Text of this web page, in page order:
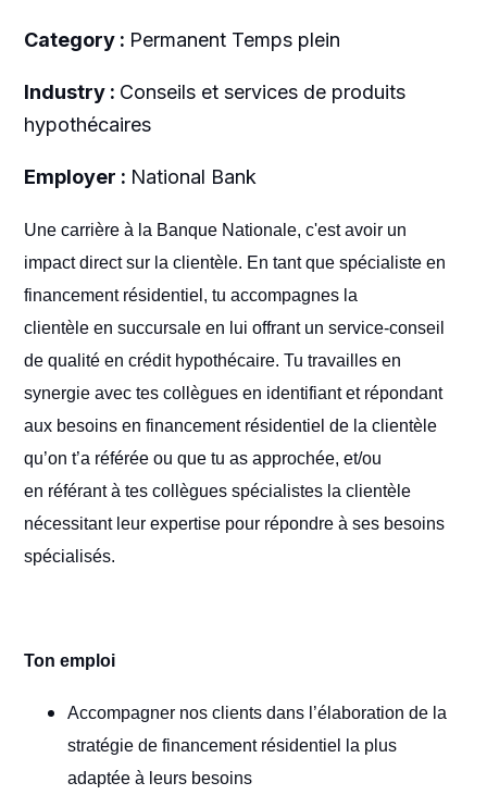
Category : Permanent Temps plein
Industry : Conseils et services de produits
hypothécaires
Employer : National Bank
Une carrière à la Banque Nationale, c'est avoir un
impact direct sur la clientèle. En tant que spécialiste en
financement résidentiel, tu accompagnes la
clientèle en succursale en lui offrant un service-conseil
de qualité en crédit hypothécaire. Tu travailles en
synergie avec tes collègues en identifiant et répondant
aux besoins en financement résidentiel de la clientèle
qu’on t’a référée ou que tu as approchée, et/ou
en référant à tes collègues spécialistes la clientèle
nécessitant leur expertise pour répondre à ses besoins
spécialisés.
Ton emploi
Accompagner nos clients dans l’élaboration de la
stratégie de financement résidentiel la plus
adaptée à leurs besoins